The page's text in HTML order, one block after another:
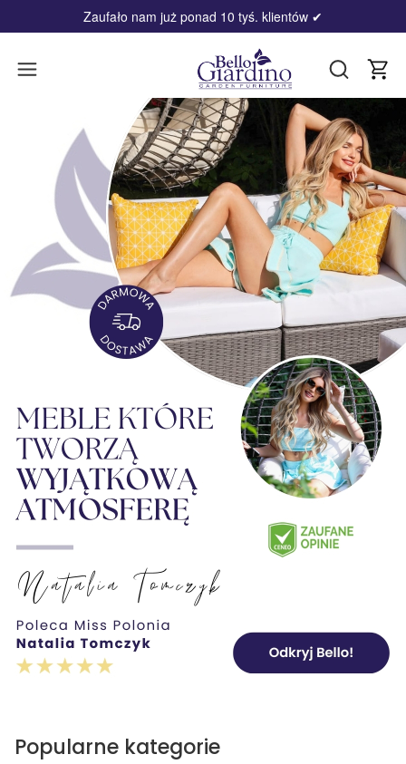
Zaufało nam już ponad 10 tyś. klientów ✔
Otwórz
Popularne kategorie